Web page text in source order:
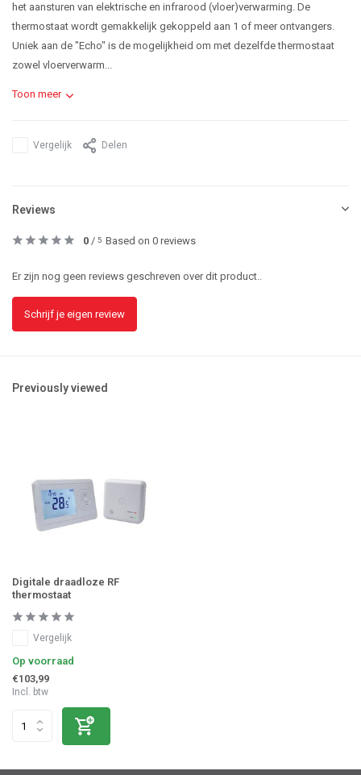
het aansturen van elektrische en infrarood (vloer)verwarming. De
thermostaat wordt gemakkelijk gekoppeld aan 1 of meer ontvangers.
Uniek aan de "Echo" is de mogelijkheid om met dezelfde thermostaat
zowel vloerverwarm...
Toon meer
Vergelijk Delen
Reviews
0 / 5 Based on 0 reviews
Er zijn nog geen reviews geschreven over dit product..
Schrijf je eigen review
Previously viewed
Digitale draadloze RF
thermostaat
Vergelijk
Op voorraad
€103,99
Incl. btw